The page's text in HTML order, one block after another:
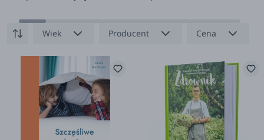
5+
Wiek Producent Cena